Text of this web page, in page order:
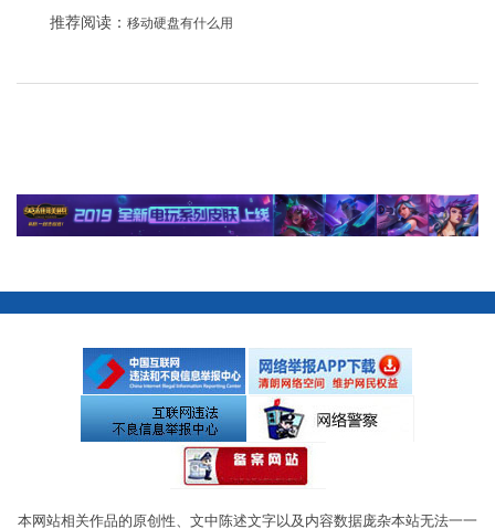
推荐阅读： 移动硬盘有什么用
本网站相关作品的原创性、文中陈述文字以及内容数据庞杂本站无法一一